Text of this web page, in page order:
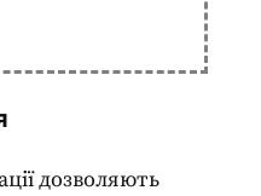
дозволяють